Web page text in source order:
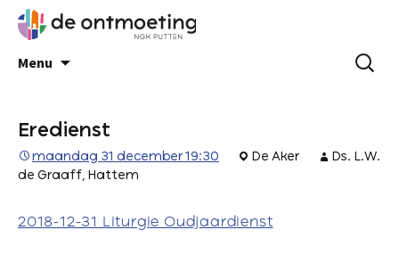
Menu
Eredienst
maandag 31 december 19:30 De Aker
Ds. L.W.
de Graaff, Hattem
2018-12-31 Liturgie Oudjaardienst